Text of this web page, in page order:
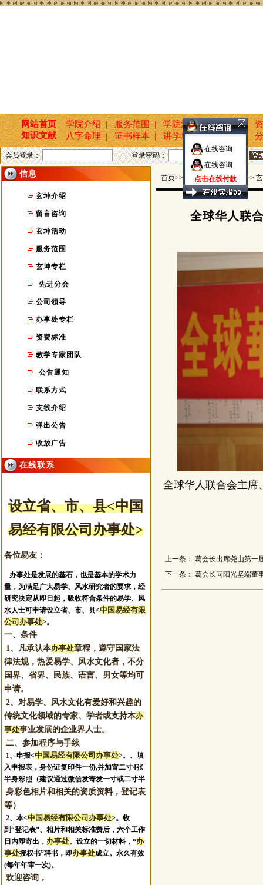
在线咨询
在线咨询
点击在线付款
网站首页 学院介绍 | 服务范围 | 学院活动 | 新闻报道 |
知识文献
八字命理 | 证书样本 | 讲学培训 | 国学文化 |
会员登录： 登录密码：
信息
玄坤介绍
留言咨询
玄坤活动
服务范围
玄坤专栏
先进分会
公司领导
办事处专栏
资费标准
教学专家团队
公告通知
联系方式
支线介绍
弹出公告
收放广告
在线联系
设立省、市、县<中国
易经有限公司办事处>
各位易友：
办事处是发展的基石，也是基本的学术力
量，为满足广大易学、风水研究者的要求，经
研究决定从即日起，吸收符合条件的易学、风
水人士可申请设立省、市、县<中国易经有限
公司办事处>。
一、条件
1、凡承认本办事处章程，遵守国家法
律法规，热爱易学、风水文化者，不分
国界、省界、民族、语言、男女等均可
申请。
2、对易学、风水文化有爱好和兴趣的
传统文化领域的专家、学者或支持本办
事处事业发展的企业界人士。
二、参加程序与手续
1、申报<中国易经有限公司办事处>。 、填
入申报表，身份证复印件一份,并加寄二寸4张
半身彩照（建议通过微信发寄发一寸或二寸半
身彩色相片和相关的资质资料，登记表
等）
2、本<中国易经有限公司办事处>。收
到“登记表”、相片和相关标准费后，六个工作
日内即寄出， 办事处。设立的一切材料，“办
事处授权书”聘书，即办事处成立。永久有效
(每年年审一次)。
欢迎咨询，
首页>>玄坤命名轩 >> 信息 >>
全球华人联
全球华人联合会主席
上一条： 葛会长出席尧山第一
下一条： 葛会长同阳光坚端董